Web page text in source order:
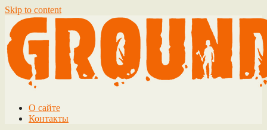
Skip to content
О сайте
Контакты